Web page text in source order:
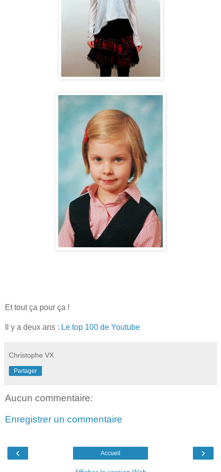
Et tout ça pour ça !
Il y a deux ans : Le top 100 de Youtube
Christophe VX
Partager
Aucun commentaire:
Enregistrer un commentaire
‹ ›
Accueil